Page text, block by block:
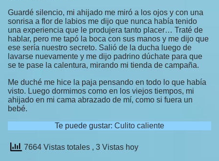
Guardé silencio, mi ahijado me miró a los ojos y con una
sonrisa a flor de labios me dijo que nunca había tenido
una experiencia que le produjera tanto placer… Traté de
hablar, pero me tapó la boca con sus manos y me dijo que
ese sería nuestro secreto. Salió de la ducha luego de
lavarse nuevamente y me dijo padrino dúchate para que
se te pase la calentura, mirando mi tienda de campaña.
Me duché me hice la paja pensando en todo lo que había
visto. Luego dormimos como en los viejos tiempos, mi
ahijado en mi cama abrazado de mí, como si fuera un
bebé.
Te puede gustar: Culito caliente
7664 Vistas totales , 3 Vistas hoy